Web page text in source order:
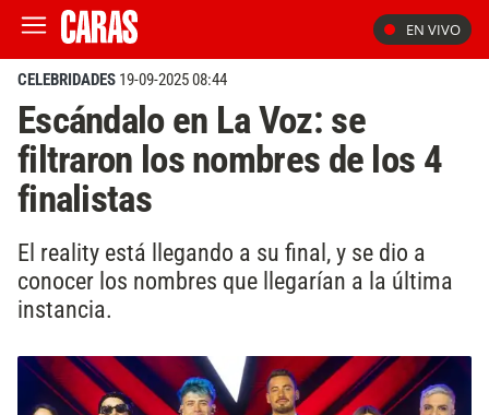
EN VIVO
CELEBRIDADES 19-09-2025 08:44
Escándalo en La Voz: se
filtraron los nombres de los 4
finalistas
El reality está llegando a su final, y se dio a
conocer los nombres que llegarían a la última
instancia.